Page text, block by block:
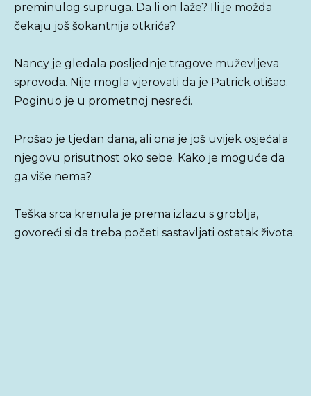
preminulog supruga. Da li on laže? Ili je možda
čekaju još šokantnija otkrića?
Nancy je gledala posljednje tragove muževljeva
sprovoda. Nije mogla vjerovati da je Patrick otišao.
Poginuo je u prometnoj nesreći.
Prošao je tjedan dana, ali ona je još uvijek osjećala
njegovu prisutnost oko sebe. Kako je moguće da
ga više nema?
Teška srca krenula je prema izlazu s groblja,
govoreći si da treba početi sastavljati ostatak života.